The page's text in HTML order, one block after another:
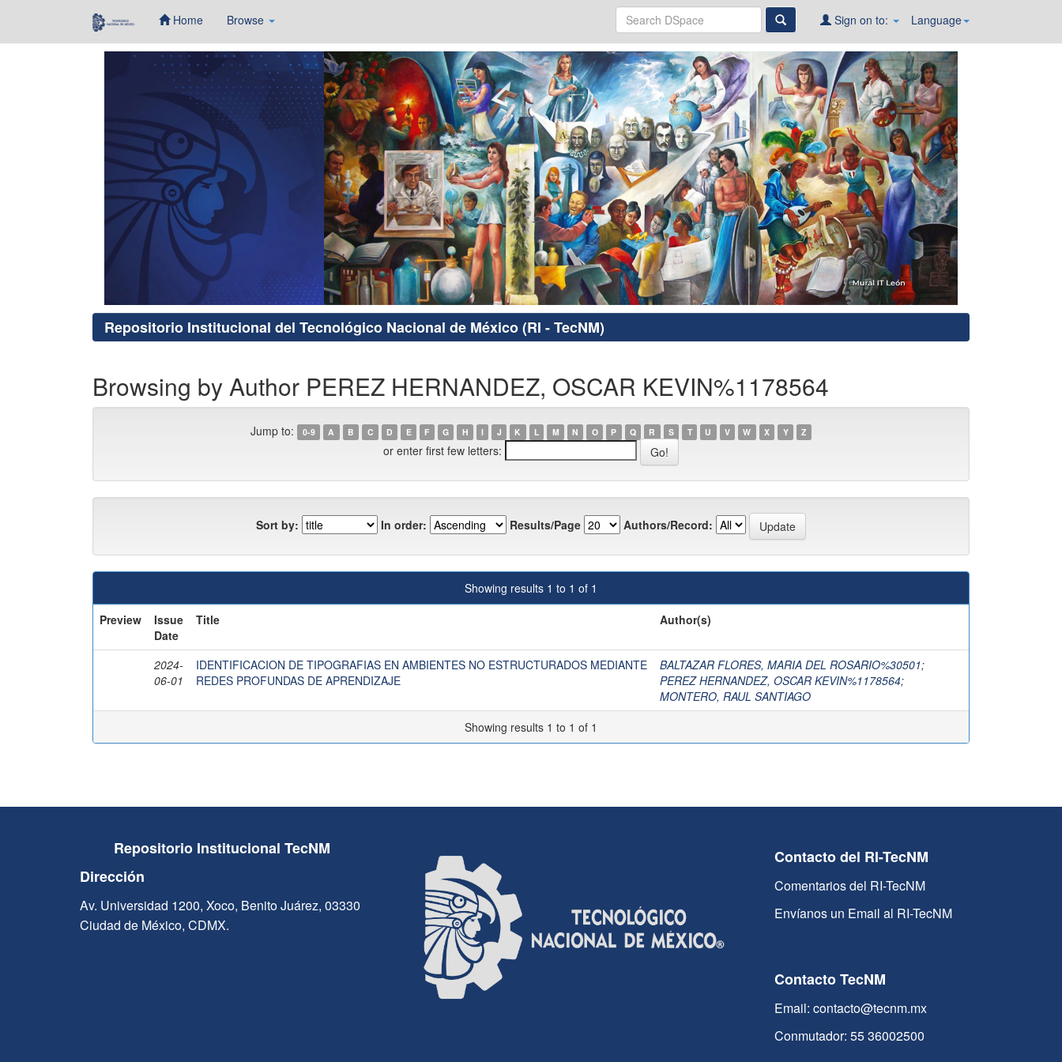
Home Browse Language
Sign on to:
Repositorio Institucional del Tecnológico Nacional de México (RI - TecNM)
Browsing by Author PEREZ HERNANDEZ, OSCAR KEVIN%1178564
Jump to: 0-9 A B C D E F G H I J K L M N O P Q R S T U V W X Y Z
or enter first few letters:
Sort by: In order: Results/Page Authors/Record:
Showing results 1 to 1 of 1
Preview
Issue
Date
Title Author(s)
2024-
06-01
IDENTIFICACION DE TIPOGRAFIAS EN AMBIENTES NO ESTRUCTURADOS MEDIANTE
REDES PROFUNDAS DE APRENDIZAJE
BALTAZAR FLORES, MARIA DEL ROSARIO%30501;
PEREZ HERNANDEZ, OSCAR KEVIN%1178564;
MONTERO, RAUL SANTIAGO
Showing results 1 to 1 of 1
Repositorio Institucional TecNM
Dirección
Av. Universidad 1200, Xoco, Benito Juárez, 03330
Ciudad de México, CDMX.
Contacto del RI-TecNM
Comentarios del RI-TecNM
Envíanos un Email al RI-TecNM
Contacto TecNM
Email: contacto@tecnm.mx
Conmutador: 55 36002500